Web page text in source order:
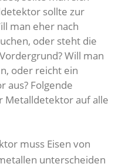
sollte zur
man eher nach
oder steht die
Will man
oder reicht ein
aus? Folgende
Metalldetektor auf alle
muss Eisen von
unterscheiden